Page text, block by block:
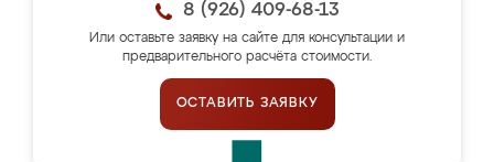
8 (926) 409-68-13
Или оставьте заявку на сайте для консультации и
предварительного расчёта стоимости.
ОСТАВИТЬ ЗАЯВКУ